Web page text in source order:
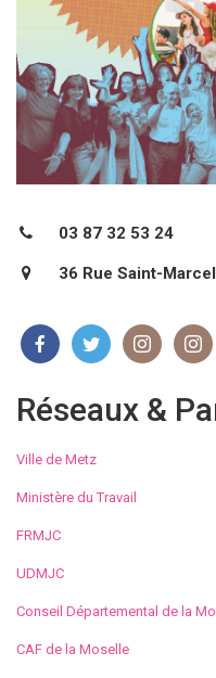
03 87 32 53 24
36 Rue Saint-
Réseaux &
Ville de Metz
Ministère du Travail
FRMJC
UDMJC
Conseil Départemental de la
CAF de la Moselle